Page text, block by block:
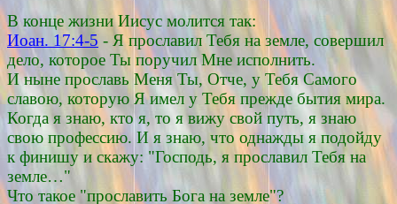
В конце жизни Иисус молится так:
Иоан. 17:4-5 - Я прославил Тебя на земле, совершил
дело, которое Ты поручил Мне исполнить.
И ныне прославь Меня Ты, Отче, у Тебя Самого
славою, которую Я имел у Тебя прежде бытия мира.
Когда я знаю, кто я, то я вижу свой путь, я знаю
свою профессию. И я знаю, что однажды я подойду
к финишу и скажу: "Господь, я прославил Тебя на
земле…"
Что такое "прославить Бога на земле"?